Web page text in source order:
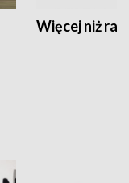
Więcej niż rajd